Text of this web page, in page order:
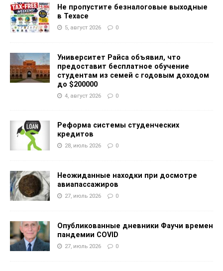
Не пропустите безналоговые выходные
в Техасе
5, август 2026 0
Университет Райса объявил, что
предоставит бесплатное обучение
студентам из семей с годовым доходом
до $200000
4, август 2026 0
Реформа системы студенческих
кредитов
28, июль 2026 0
Неожиданные находки при досмотре
авиапассажиров
27, июль 2026 0
Опубликованные дневники Фаучи времен
пандемии COVID
27, июль 2026 0